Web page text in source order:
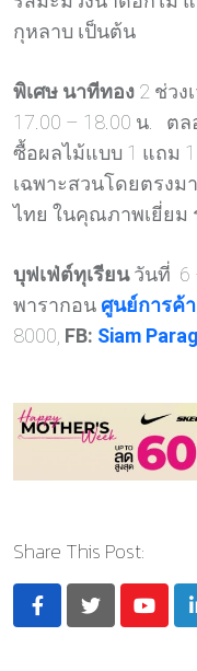
กุหลาบ เป็นต้น
พิเศษ นาทีทอง 2 ช่วง
17.00 – 18.00 น. ต
ซื้อผลไม้แบบ 1 แถม
เฉพาะสวนโดยตรงม
ไทย ในคุณภาพเยี่ยม
บุฟเฟ่ต์ทุเรียนวันที่ 6
พารากอน ศูนย์การค้
8000, FB: Siam
Share This Post: